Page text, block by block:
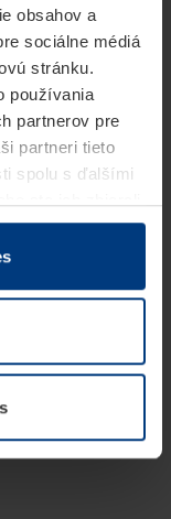
obsahov a
sociálne médiá
stránku.
používania
partnerov pre
partneri tieto
spolu s ďalšími
na Vašom
typy cookie
môžete
cookie